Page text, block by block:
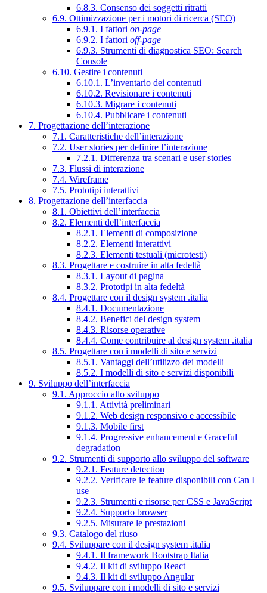
6.8.3. Consenso dei soggetti ritratti
6.9. Ottimizzazione per i motori di ricerca (SEO)
6.9.1. I fattori on-page
6.9.2. I fattori off-page
6.9.3. Strumenti di diagnostica SEO: Search
Console
6.10. Gestire i contenuti
6.10.1. L’inventario dei contenuti
6.10.2. Revisionare i contenuti
6.10.3. Migrare i contenuti
6.10.4. Pubblicare i contenuti
7. Progettazione dell’interazione
7.1. Caratteristiche dell’interazione
7.2. User stories per definire l’interazione
7.2.1. Differenza tra scenari e user stories
7.3. Flussi di interazione
7.4. Wireframe
7.5. Prototipi interattivi
8. Progettazione dell’interfaccia
8.1. Obiettivi dell’interfaccia
8.2. Elementi dell’interfaccia
8.2.1. Elementi di composizione
8.2.2. Elementi interattivi
8.2.3. Elementi testuali (microtesti)
8.3. Progettare e costruire in alta fedeltà
8.3.1. Layout di pagina
8.3.2. Prototipi in alta fedeltà
8.4. Progettare con il design system .italia
8.4.1. Documentazione
8.4.2. Benefici del design system
8.4.3. Risorse operative
8.4.4. Come contribuire al design system .italia
8.5. Progettare con i modelli di sito e servizi
8.5.1. Vantaggi dell’utilizzo dei modelli
8.5.2. I modelli di sito e servizi disponibili
9. Sviluppo dell’interfaccia
9.1. Approccio allo sviluppo
9.1.1. Attività preliminari
9.1.2. Web design responsivo e accessibile
9.1.3. Mobile first
9.1.4. Progressive enhancement e Graceful
degradation
9.2. Strumenti di supporto allo sviluppo del software
9.2.1. Feature detection
9.2.2. Verificare le feature disponibili con Can I
use
9.2.3. Strumenti e risorse per CSS e JavaScript
9.2.4. Supporto browser
9.2.5. Misurare le prestazioni
9.3. Catalogo del riuso
9.4. Sviluppare con il design system .italia
9.4.1. Il framework Bootstrap Italia
9.4.2. Il kit di sviluppo React
9.4.3. Il kit di sviluppo Angular
9.5. Sviluppare con i modelli di sito e servizi